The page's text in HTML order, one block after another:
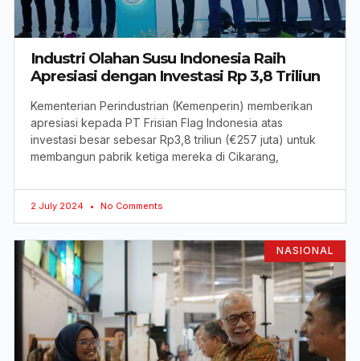
Industri Olahan Susu Indonesia Raih
Apresiasi dengan Investasi Rp 3,8 Triliun
Kementerian Perindustrian (Kemenperin) memberikan
apresiasi kepada PT Frisian Flag Indonesia atas
investasi besar sebesar Rp3,8 triliun (€257 juta) untuk
membangun pabrik ketiga mereka di Cikarang,
2 July 2024 No Comments
NASIONAL